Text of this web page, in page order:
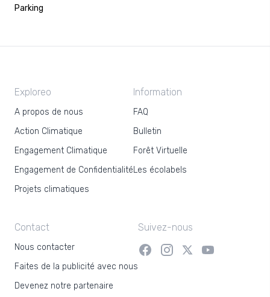
Parking
Exploreo
A propos de nous
Action Climatique
Engagement Climatique
Engagement de Confidentialité
Projets climatiques
Information
FAQ
Bulletin
Forêt Virtuelle
Les écolabels
Contact
Nous contacter
Faites de la publicité avec nous
Devenez notre partenaire
Suivez-nous